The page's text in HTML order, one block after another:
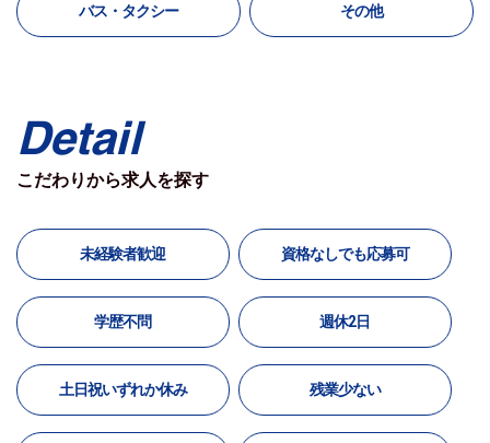
バス・タクシー その他
Detail
こだわりから求人を探す
未経験者歓迎 資格なしでも応募可
学歴不問 週休2日
土日祝いずれか休み 残業少ない